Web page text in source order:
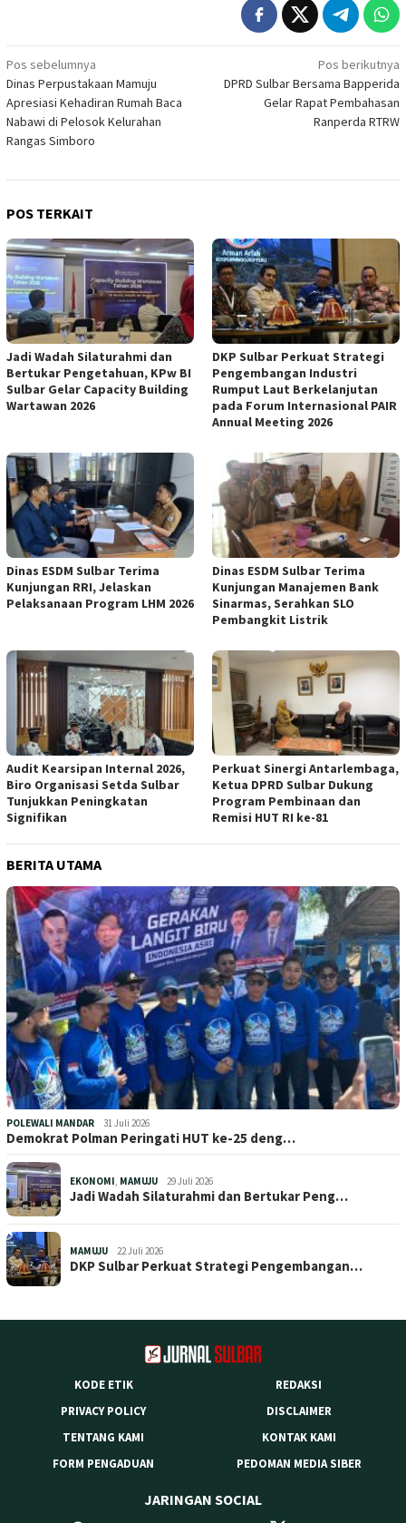
Navigasi
pos
Pos sebelumnya
Dinas Perpustakaan Mamuju
Apresiasi Kehadiran Rumah Baca
Nabawi di Pelosok Kelurahan
Rangas Simboro
Pos berikutnya
DPRD Sulbar Bersama Bapperida
Gelar Rapat Pembahasan
Ranperda RTRW
POS TERKAIT
Jadi Wadah Silaturahmi dan
Bertukar Pengetahuan, KPw BI
Sulbar Gelar Capacity Building
Wartawan 2026
DKP Sulbar Perkuat Strategi
Pengembangan Industri
Rumput Laut Berkelanjutan
pada Forum Internasional PAIR
Annual Meeting 2026
Dinas ESDM Sulbar Terima
Kunjungan RRI, Jelaskan
Pelaksanaan Program LHM 2026
Dinas ESDM Sulbar Terima
Kunjungan Manajemen Bank
Sinarmas, Serahkan SLO
Pembangkit Listrik
Audit Kearsipan Internal 2026,
Biro Organisasi Setda Sulbar
Tunjukkan Peningkatan
Signifikan
Perkuat Sinergi Antarlembaga,
Ketua DPRD Sulbar Dukung
Program Pembinaan dan
Remisi HUT RI ke-81
BERITA UTAMA
POLEWALI MANDAR 31 Juli 2026
Demokrat Polman Peringati HUT ke-25 deng…
EKONOMI MAMUJU 29 Juli 2026
Jadi Wadah Silaturahmi dan Bertukar Peng…
MAMUJU 22 Juli 2026
DKP Sulbar Perkuat Strategi Pengembangan…
KODE ETIK
REDAKSI
PRIVACY POLICY
DISCLAIMER
TENTANG KAMI
KONTAK KAMI
FORM PENGADUAN
PEDOMAN MEDIA SIBER
JARINGAN SOCIAL